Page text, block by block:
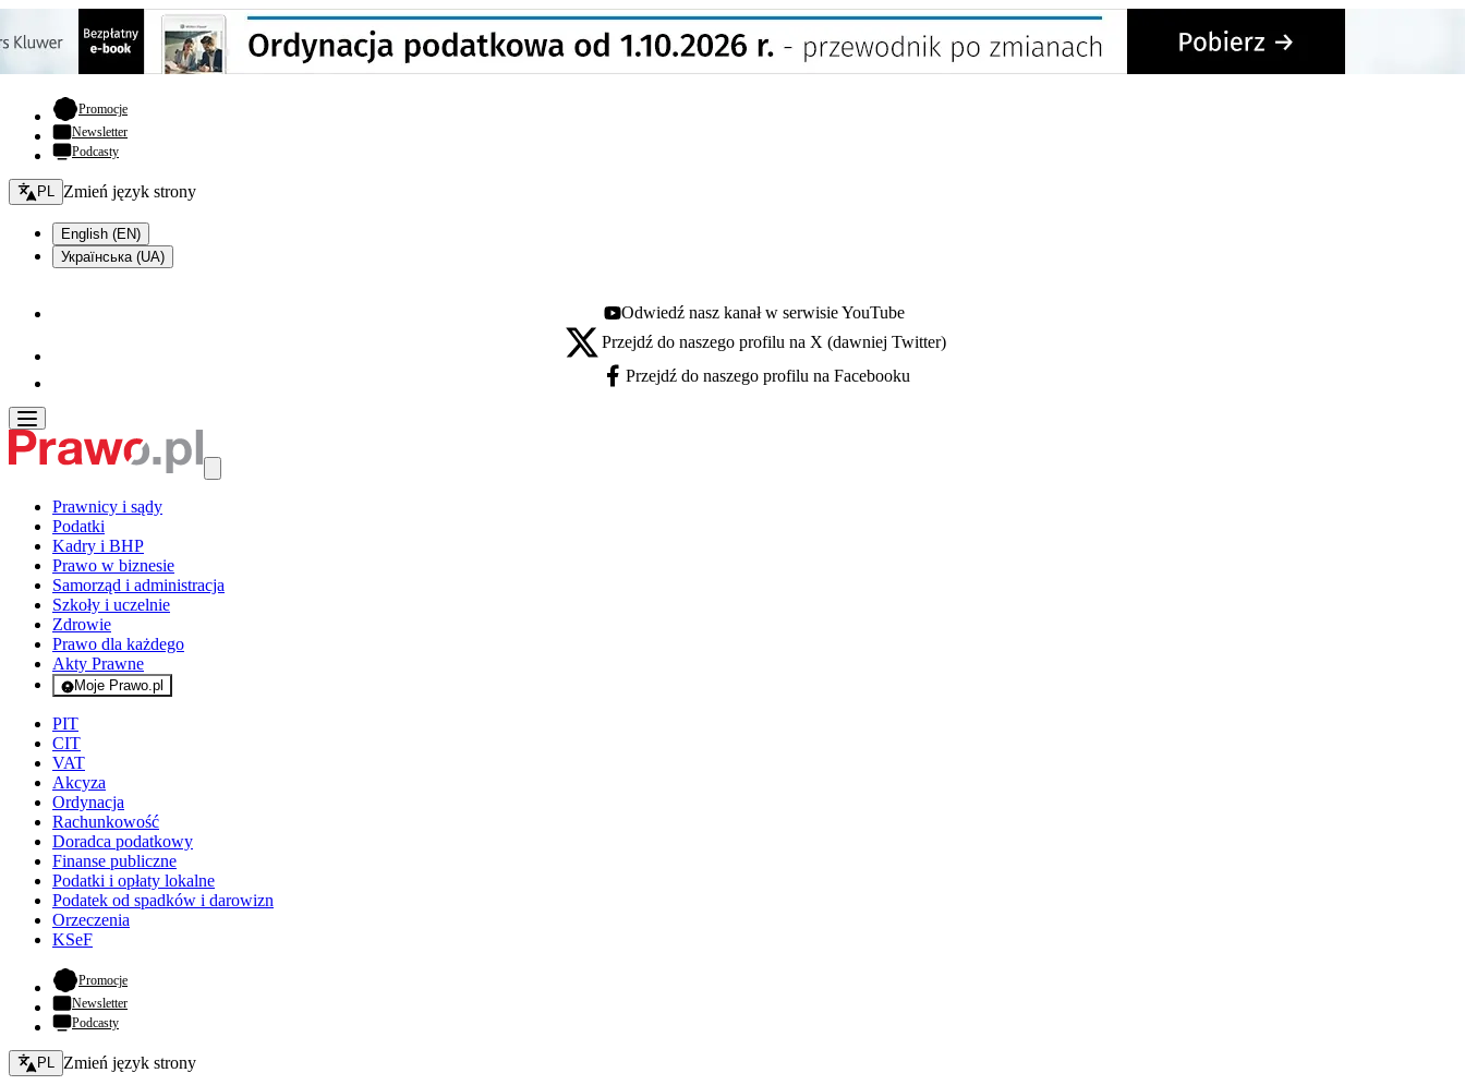
Promocje- otwiera się w nowej karcie
Newsletter
Podcasty
Zmień język - bieżący:
PL Zmień język strony
English (EN)
Українська (UA)
Youtube - otwiera się w nowej karcie
Odwiedź nasz kanał w serwisie YouTube
X - otwiera się w nowej karcie
Przejdź do naszego profilu na X (dawniej Twitter)
Facebook - otwiera się w nowej karcie
Przejdź do naszego profilu na Facebooku
Prawnicy i sądy
Podatki
Kadry i BHP
Prawo w biznesie
Samorząd i administracja
Szkoły i uczelnie
Zdrowie
Prawo dla każdego
Akty Prawne
Moje Prawo.pl
- rejestracja i logowanie do serwisu
PIT
CIT
VAT
Akcyza
Ordynacja
Rachunkowość
Doradca podatkowy
Finanse publiczne
Podatki i opłaty lokalne
Podatek od spadków i darowizn
Orzeczenia
KSeF
Promocje- otwiera się w nowej karcie
Newsletter
Podcasty
Zmień język - bieżący:
PL Zmień język strony